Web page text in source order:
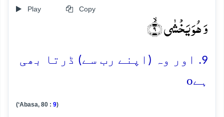
Play Copy
وَ ہُوَ یَخۡشٰی ۙ﴿۹﴾
9. اور وہ (اپنے رب سے) ڈرتا بھی
ہےo
(‘Abasa, 80 : 9)